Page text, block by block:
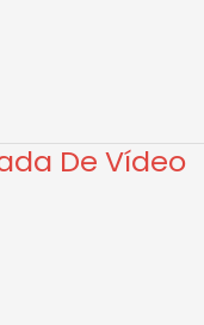
De Vídeo